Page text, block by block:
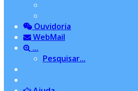
Ouvidoria
WebMail
...
Pesquisar...